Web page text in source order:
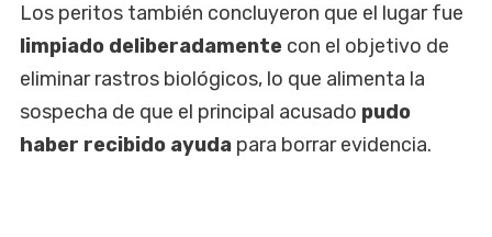
Los peritos también concluyeron que el lugar fue
limpiado deliberadamente con el objetivo de
eliminar rastros biológicos, lo que alimenta la
sospecha de que el principal acusado pudo
haber recibido ayuda para borrar evidencia.